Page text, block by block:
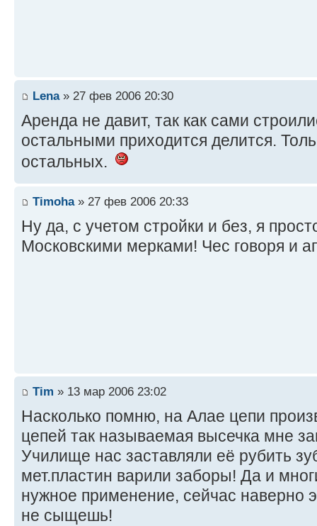
Lena» 27 фев 2006 20:30
Аренда не давит, так как сами
остальными приходится делится.
остальных.
Timoha» 27 фев 2006 20:33
Ну да, с учетом стройки и без, я
Московскими мерками! Чес говоря и
Tim » 13 мар 2006 23:02
Насколько помню, на Алае цепи
цепей так называемая высечка мне
Училище нас заставляли её рубить
мет.пластин варили заборы! Да и
нужное применение, сейчас наверно
не сыщешь!